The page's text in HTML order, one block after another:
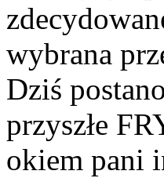
wybrana
Dziś
przyszłe
okiem pani